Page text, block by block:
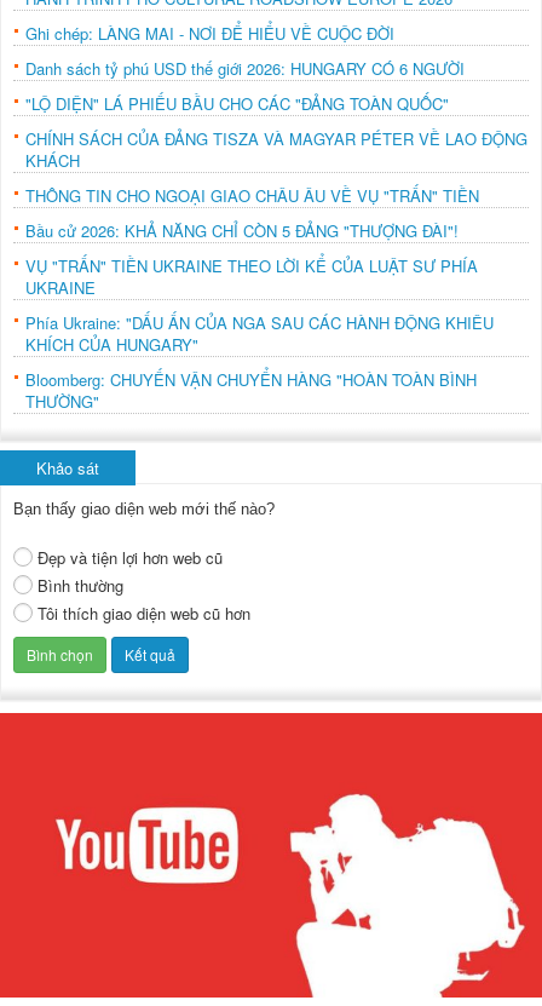
Ghi chép: LÀNG MAI - NƠI ĐỂ HIỂU VỀ CUỘC ĐỜI
Danh sách tỷ phú USD thế giới 2026: HUNGARY CÓ 6 NGƯỜI
"LỘ DIỆN" LÁ PHIẾU BẦU CHO CÁC "ĐẢNG TOÀN QUỐC"
CHÍNH SÁCH CỦA ĐẢNG TISZA VÀ MAGYAR PÉTER VỀ LAO ĐỘNG
KHÁCH
THÔNG TIN CHO NGOẠI GIAO CHÂU ÂU VỀ VỤ "TRẤN" TIỀN
Bầu cử 2026: KHẢ NĂNG CHỈ CÒN 5 ĐẢNG "THƯỢNG ĐÀI"!
VỤ "TRẤN" TIỀN UKRAINE THEO LỜI KỂ CỦA LUẬT SƯ PHÍA
UKRAINE
Phía Ukraine: "DẤU ẤN CỦA NGA SAU CÁC HÀNH ĐỘNG KHIÊU
KHÍCH CỦA HUNGARY"
Bloomberg: CHUYẾN VẬN CHUYỂN HÀNG "HOÀN TOÀN BÌNH
THƯỜNG"
Khảo sát
Bạn thấy giao diện web mới thế nào?
Đẹp và tiện lợi hơn web cũ
Bình thường
Tôi thích giao diện web cũ hơn